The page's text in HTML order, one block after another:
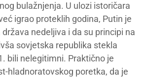
bulažnjenja. U ulozi istoričara
igrao proteklih godina, Putin je
nedeljiva i da su principi na
sovjetska republika stekla
bili nelegitimni. Praktično je
hladnoratovskog poretka, da je